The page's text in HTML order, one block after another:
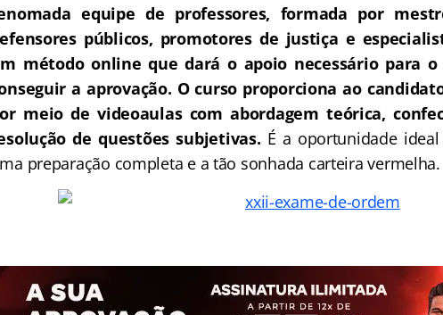
equipe de professores, formada por
públicos, promotores de justiça e
método online que dará o apoio necessário para
a aprovação. O curso proporciona ao
meio de videoaulas com abordagem teórica,
de questões subjetivas. É a oportunidade
preparação completa e a tão sonhada carteira vermelha.